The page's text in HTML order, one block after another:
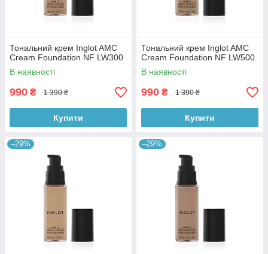
Тональний крем Inglot AMC
Cream Foundation NF LW300
В наявності
990 ₴ 1 390 ₴
Купити
Тональний крем Inglot AMC
Cream Foundation NF LW500
В наявності
990 ₴ 1 390 ₴
Купити
–29% –29%